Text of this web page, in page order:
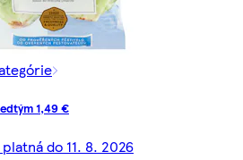
1,49 €
do 11. 8. 2026